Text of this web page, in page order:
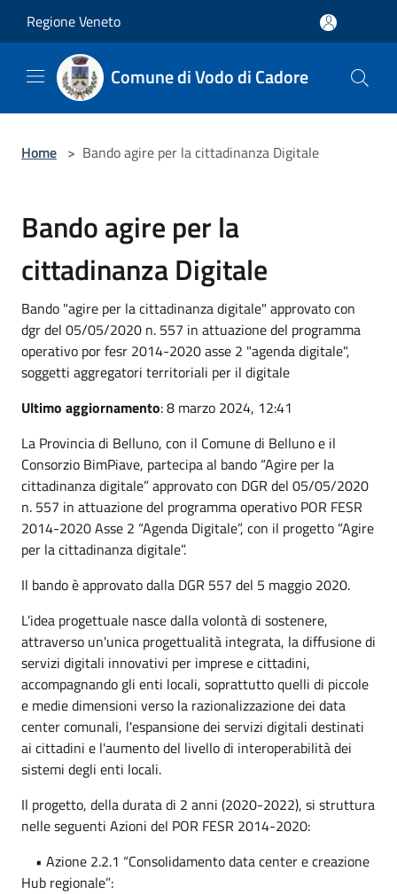
Regione Veneto
Comune di Vodo di Cadore
Home > Bando agire per la cittadinanza Digitale
Bando agire per la
cittadinanza Digitale
Bando "agire per la cittadinanza digitale" approvato con
dgr del 05/05/2020 n. 557 in attuazione del programma
operativo por fesr 2014-2020 asse 2 "agenda digitale",
soggetti aggregatori territoriali per il digitale
Ultimo aggiornamento: 8 marzo 2024, 12:41
La Provincia di Belluno, con il Comune di Belluno e il
Consorzio BimPiave, partecipa al bando “Agire per la
cittadinanza digitale” approvato con DGR del 05/05/2020
n. 557 in attuazione del programma operativo POR FESR
2014-2020 Asse 2 “Agenda Digitale”, con il progetto “Agire
per la cittadinanza digitale”.
Il bando è approvato dalla DGR 557 del 5 maggio 2020.
L’idea progettuale nasce dalla volontà di sostenere,
attraverso un'unica progettualità integrata, la diffusione di
servizi digitali innovativi per imprese e cittadini,
accompagnando gli enti locali, soprattutto quelli di piccole
e medie dimensioni verso la razionalizzazione dei data
center comunali, l'espansione dei servizi digitali destinati
ai cittadini e l'aumento del livello di interoperabilità dei
sistemi degli enti locali.
Il progetto, della durata di 2 anni (2020-2022), si struttura
nelle seguenti Azioni del POR FESR 2014-2020:
• Azione 2.2.1 “Consolidamento data center e creazione
Hub regionale”: